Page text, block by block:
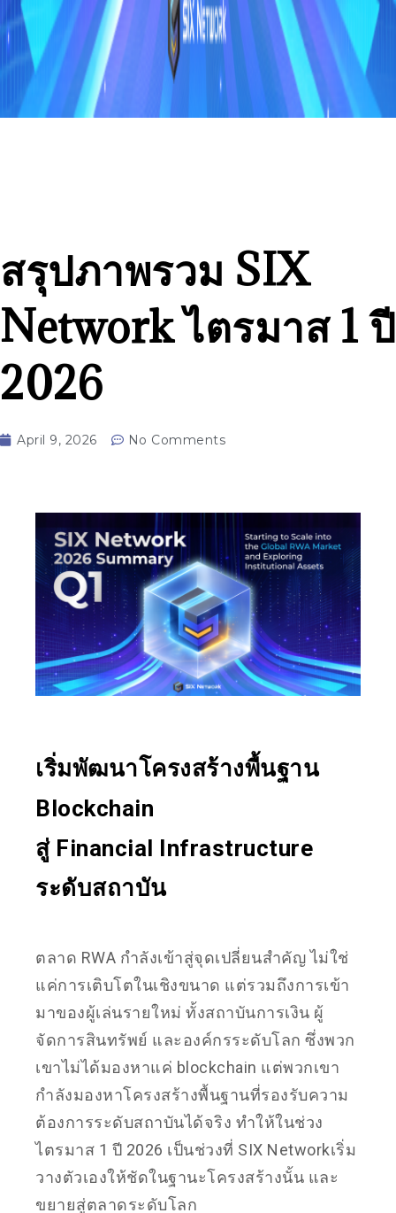
สรุปภาพรวม SIX
Network ไตรมาส 1 ปี
2026
April 9, 2026 No Comments
เริ่มพัฒนาโครงสร้างพื้นฐาน
Blockchain
สู่ Financial Infrastructure
ระดับสถาบัน
ตลาด RWA กำลังเข้าสู่จุดเปลี่ยนสำคัญ ไม่ใช่
แค่การเติบโตในเชิงขนาด แต่รวมถึงการเข้า
มาของผู้เล่นรายใหม่ ทั้งสถาบันการเงิน ผู้
จัดการสินทรัพย์ และองค์กรระดับโลก ซึ่งพวก
เขาไม่ได้มองหาแค่ blockchain แต่พวกเขา
กำลังมองหาโครงสร้างพื้นฐานที่รองรับความ
ต้องการระดับสถาบันได้จริง ทำให้ในช่วง
ไตรมาส 1 ปี 2026 เป็นช่วงที่ SIX Networkเริ่ม
วางตัวเองให้ชัดในฐานะโครงสร้างนั้น และ
ขยายสู่ตลาดระดับโลก